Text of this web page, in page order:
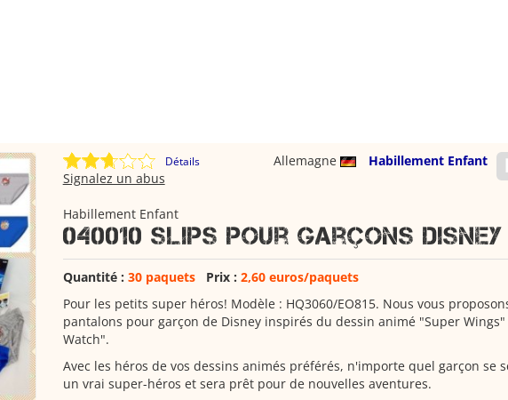
Détails Allemagne
Habillement Enfant
Signalez un abus
Habillement Enfant
040010 Slips pour garçons Disney
Quantité : 30 paquetsPrix : 2,60 euros/paquets
Pour les petits super héros! Modèle : HQ3060/EO815. Nous vous
pantalons pour garçon de Disney inspirés du dessin animé "Super Wings"
Watch".
Avec les héros de vos dessins animés préférés, n'importe quel garçon se
un vrai super-héros et sera prêt pour de nouvelles aventures.